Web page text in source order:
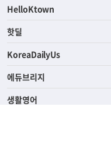
HelloKtown
핫딜
KoreaDailyUs
에듀브리지
생활영어